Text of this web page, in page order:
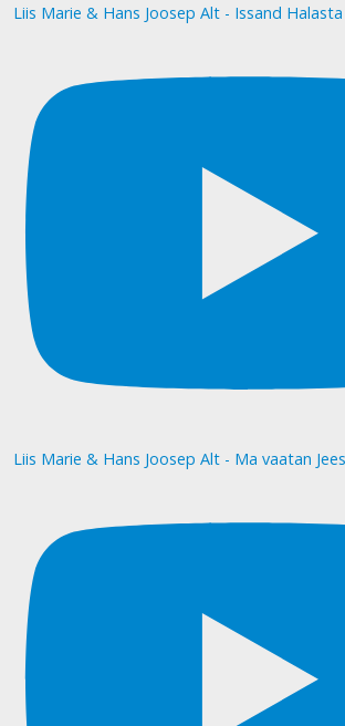
Liis Marie & Hans Joosep Alt - Issand Halasta
Liis Marie & Hans Joosep Alt - Ma vaatan